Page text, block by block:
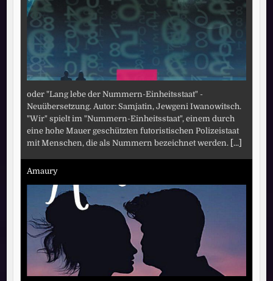
oder "Lang lebe der Nummern-Einheitsstaat" -
Neuübersetzung. Autor: Samjatin, Jewgeni Iwanowitsch.
"Wir" spielt im "Nummern-Einheitsstaat", einem durch
eine hohe Mauer geschützten futoristischen Polizeistaat
mit Menschen, die als Nummern bezeichnet werden. [...]
Amaury